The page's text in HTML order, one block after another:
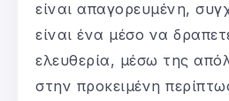
είναι απαγορευμένη,
είναι ένα μέσο να
ελευθερία, μέσω της
στην προκειμένη